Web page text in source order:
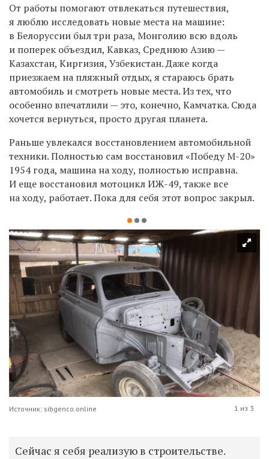
От работы помогают отвлекаться путешествия,
я люблю исследовать новые места на машине:
в Белоруссии был три раза, Монголию всю вдоль
и поперек объездил, Кавказ, Среднюю Азию —
Казахстан, Киргизия, Узбекистан. Даже когда
приезжаем на пляжный отдых, я стараюсь брать
автомобиль и смотреть новые места. Из тех, что
особенно впечатлили — это, конечно, Камчатка. Сюда
хочется вернуться, просто другая планета.
Раньше увлекался восстановлением автомобильной
техники. Полностью сам восстановил «Победу М-20»
1954 года, машина на ходу, полностью исправна.
И еще восстановил мотоцикл ИЖ-49, также все
на ходу, работает. Пока для себя этот вопрос закрыл.
Источник: sibgenco.online 1 из 3
Сейчас я себя реализую в строительстве.